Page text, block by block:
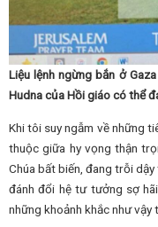
Liệu lệnh ngừng bắn ở
Hudna của Hồi giáo có thể
Khi tôi suy ngẫm về những
thuộc giữa hy vọng thận
Chúa bất biến, đang trỗi
đánh đổi hệ tư tưởng sợ
những khoảnh khắc như vậy